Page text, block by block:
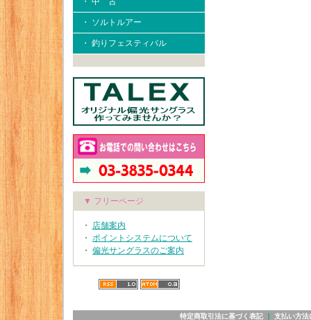
・ ソルトルアー
・ 釣りフェスティバル
▼ フリーページ
・ 店舗案内
・ ポイントシステムについて
・ 偏光サングラスのご案内
特定商取引法に基づく表記｜ 支払い方法